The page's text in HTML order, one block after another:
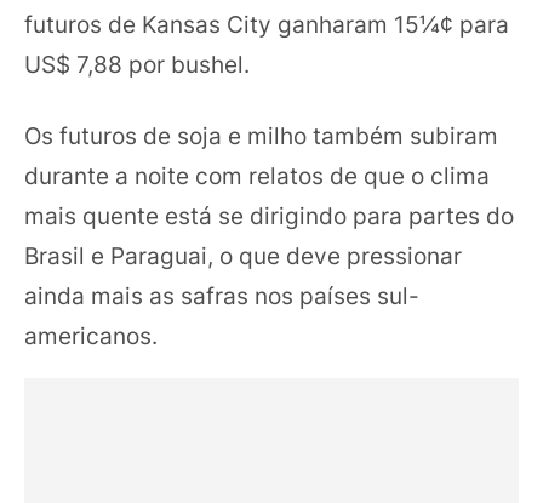
futuros de Kansas City ganharam 15¼¢ para
US$ 7,88 por bushel.
Os futuros de soja e milho também subiram
durante a noite com relatos de que o clima
mais quente está se dirigindo para partes do
Brasil e Paraguai, o que deve pressionar
ainda mais as safras nos países sul-
americanos.